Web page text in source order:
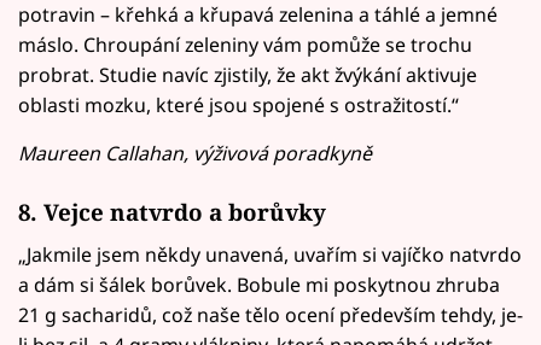
potravin – křehká a křupavá zelenina a táhlé a jemné
máslo. Chroupání zeleniny vám pomůže se trochu
probrat. Studie navíc zjistily, že akt žvýkání aktivuje
oblasti mozku, které jsou spojené s ostražitostí.“
Maureen Callahan, výživová poradkyně
8. Vejce natvrdo a borůvky
„Jakmile jsem někdy unavená, uvařím si vajíčko natvrdo
a dám si šálek borůvek. Bobule mi poskytnou zhruba
21 g sacharidů, což naše tělo ocení především tehdy, je-